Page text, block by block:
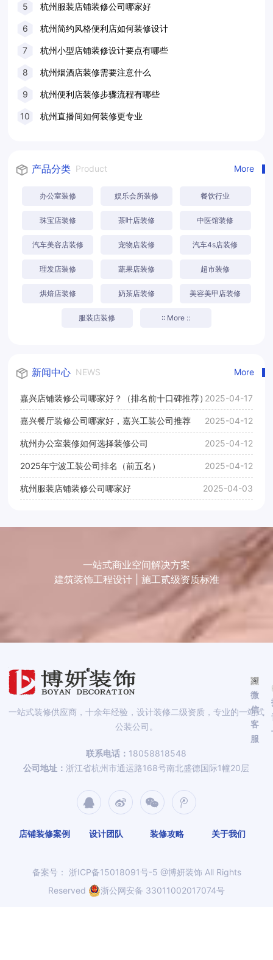
5 杭州服装店铺装修公司哪家好
6 杭州简约风格便利店如何装修设计
7 杭州小型店铺装修设计要点有哪些
8 杭州烟酒店装修需要注意什么
9 杭州便利店装修步骤流程有哪些
10 杭州直播间如何装修更专业
产品分类 Product More
办公室装修 娱乐会所装修 餐饮行业
珠宝店装修 茶叶店装修 中医馆装修
汽车美容店装修 宠物店装修 汽车4s店装修
理发店装修 蔬果店装修 超市装修
烘焙店装修 奶茶店装修 美容美甲店装修
服装店装修 :: More ::
新闻中心 NEWS More
嘉兴店铺装修公司哪家好？（排名前十口碑推荐）2025-04-17
嘉兴餐厅装修公司哪家好，嘉兴工装公司推荐 2025-04-12
杭州办公室装修如何选择装修公司 2025-04-12
2025年宁波工装公司排名（前五名） 2025-04-12
杭州服装店铺装修公司哪家好 2025-04-03
一站式商业空间解决方案
建筑装饰工程设计 | 施工贰级资质标准
一站式装修供应商，十余年经验，设计装修二级资质，专业的一站式
公装公司。
联系电话： 18058818548
公司地址：浙江省杭州市通运路168号南北盛德国际1幢20层
店铺装修案例 设计团队 装修攻略 关于我们
微
信
客
服
备案号： 浙ICP备15018091号-5 @博妍装饰 All Rights
Reserved
浙公网安备 33011002017074号